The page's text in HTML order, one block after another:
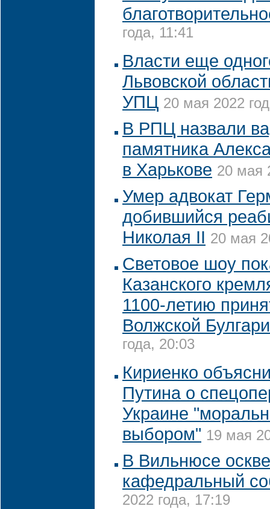
года, 11:41
Власти еще
Львовской
УПЦ 20 мая 2022
В РПЦ назвали
памятника
в Харькове 20 мая
Умер адвокат
добившийся
Николая II 20 мая
Световое шоу
Казанского
1100-летию
Волжской
года, 20:03
Кириенко
Путина о
Украине
выбором" 19 мая
В Вильнюсе
кафедральный
2022 года, 17:19